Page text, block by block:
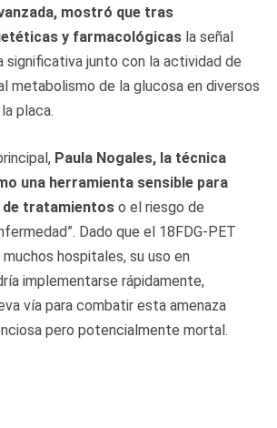
mostró que tras
y farmacológicas la señal
significativa junto con la actividad de
metabolismo de la glucosa en diversos
placa.
Paula Nogales, la técnica
una herramienta sensible para
tratamientos o el riesgo de
Dado que el 18FDG-PET
hospitales, su uso en
implementarse rápidamente,
vía para combatir esta amenaza
pero potencialmente mortal.